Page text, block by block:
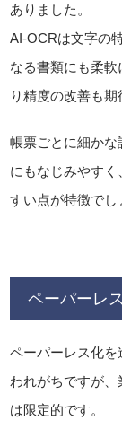
ありました。
AI-OCRは文字の
なる書類にも柔
り精度の改善も期
帳票ごとに細か
にもなじみやす
すい点が特徴でし
ペーパーレ
ペーパーレス化
われがちですが
は限定的です。